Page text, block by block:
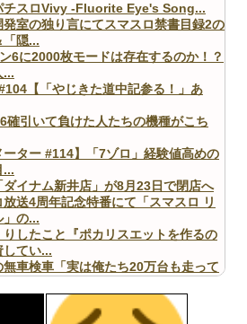
チスロVivy -Fluorite Eye's Song...
発室の独り言にてスマスロ禁書目録2の
「隠...
6に2000枚モードは存在するのか！？
...
【「やじきた道中記参る！」あ
確引いて負けた人たちの機種がこち
ーター #114】「7ゾロ」経験値高めの
...
イナム新井店」が8月23日で閉店へ
放送4周年記念特番にて「スマスロ リ
」の...
したこと『ポカリスエットを作るの
してい...
無車検車「実は俺たち20万台も走って
くにいると機械が壊れるんだけどさ
ラ社、「こういうのでいいんだよ」